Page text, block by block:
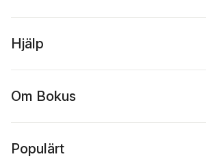
Hjälp
Om Bokus
Populärt